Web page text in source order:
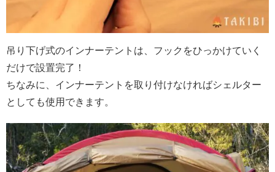
吊り下げ式のインナーテントは、フックをひっかけていく
だけで設置完了！
ちなみに、インナーテントを取り付けなければシェルター
としても使用できます。